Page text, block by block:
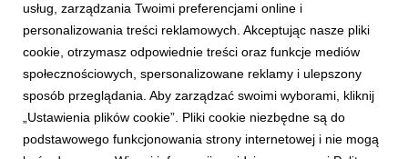
TRUSKAWKA
Truskawki - dłuższy sezon i rekordowe
zainteresowanie!
27 września 2025
Owoce jagodowe je coraz więcej Polaków. Lato tego roku
usług, zarządzania Twoimi preferencjami online i
personalizowania treści reklamowych. Akceptując nasze pliki
cookie, otrzymasz odpowiednie treści oraz funkcje mediów
społecznościowych, spersonalizowane reklamy i ulepszony
sposób przeglądania. Aby zarządzać swoimi wyborami, kliknij
„Ustawienia plików cookie”. Pliki cookie niezbędne są do
podstawowego funkcjonowania strony internetowej i nie mogą